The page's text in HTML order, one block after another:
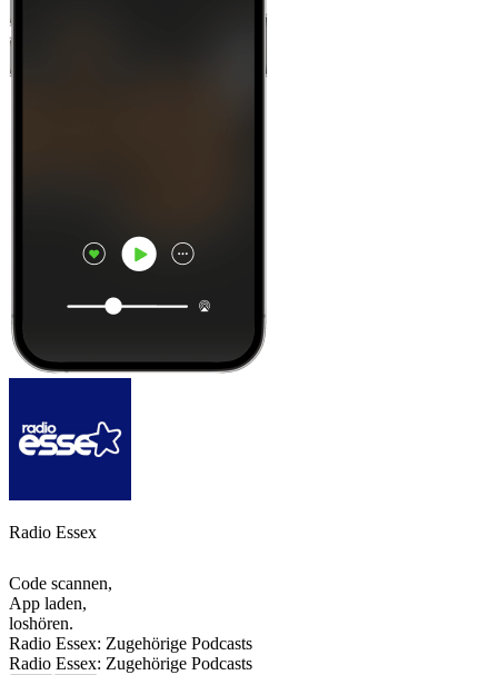
Radio Essex
Code scannen,
App laden,
loshören.
Radio Essex: Zugehörige Podcasts
Radio Essex: Zugehörige Podcasts